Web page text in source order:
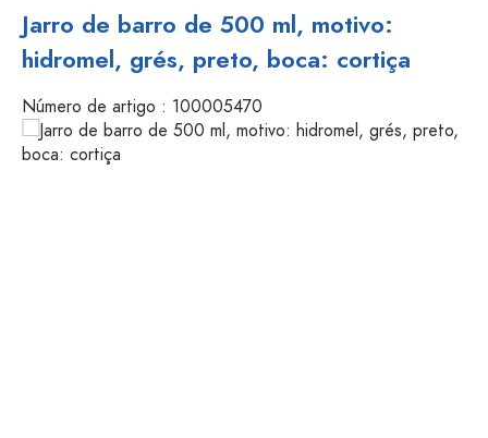
Jarro de barro de 500 ml, motivo:
hidromel, grés, preto, boca: cortiça
Número de artigo : 100005470